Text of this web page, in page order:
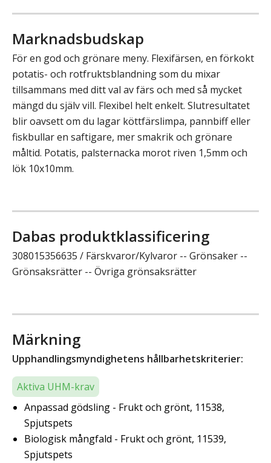
Marknadsbudskap
För en god och grönare meny. Flexifärsen, en förkokt
potatis- och rotfruktsblandning som du mixar
tillsammans med ditt val av färs och med så mycket
mängd du själv vill. Flexibel helt enkelt. Slutresultatet
blir oavsett om du lagar köttfärslimpa, pannbiff eller
fiskbullar en saftigare, mer smakrik och grönare
måltid. Potatis, palsternacka morot riven 1,5mm och
lök 10x10mm.
Dabas produktklassificering
308015356635 / Färskvaror/Kylvaror -- Grönsaker --
Grönsaksrätter -- Övriga grönsaksrätter
Märkning
Upphandlingsmyndighetens hållbarhetskriterier:
Aktiva UHM-krav
Anpassad gödsling - Frukt och grönt, 11538,
Spjutspets
Biologisk mångfald - Frukt och grönt, 11539,
Spjutspets